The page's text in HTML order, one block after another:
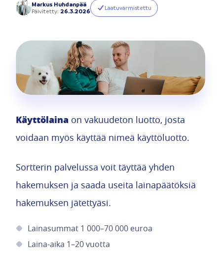
Markus Huhdanpää
Päivitetty: 26.3.2026 Laatuvarmistettu
Käyttölaina on vakuudeton luotto, josta
voidaan myös käyttää nimeä käyttöluotto.
Sortterin palvelussa voit täyttää yhden
hakemuksen ja saada useita lainapäätöksiä
hakemuksen jätettyäsi.
Lainasummat 1 000–70 000 euroa
Laina-aika 1–20 vuotta